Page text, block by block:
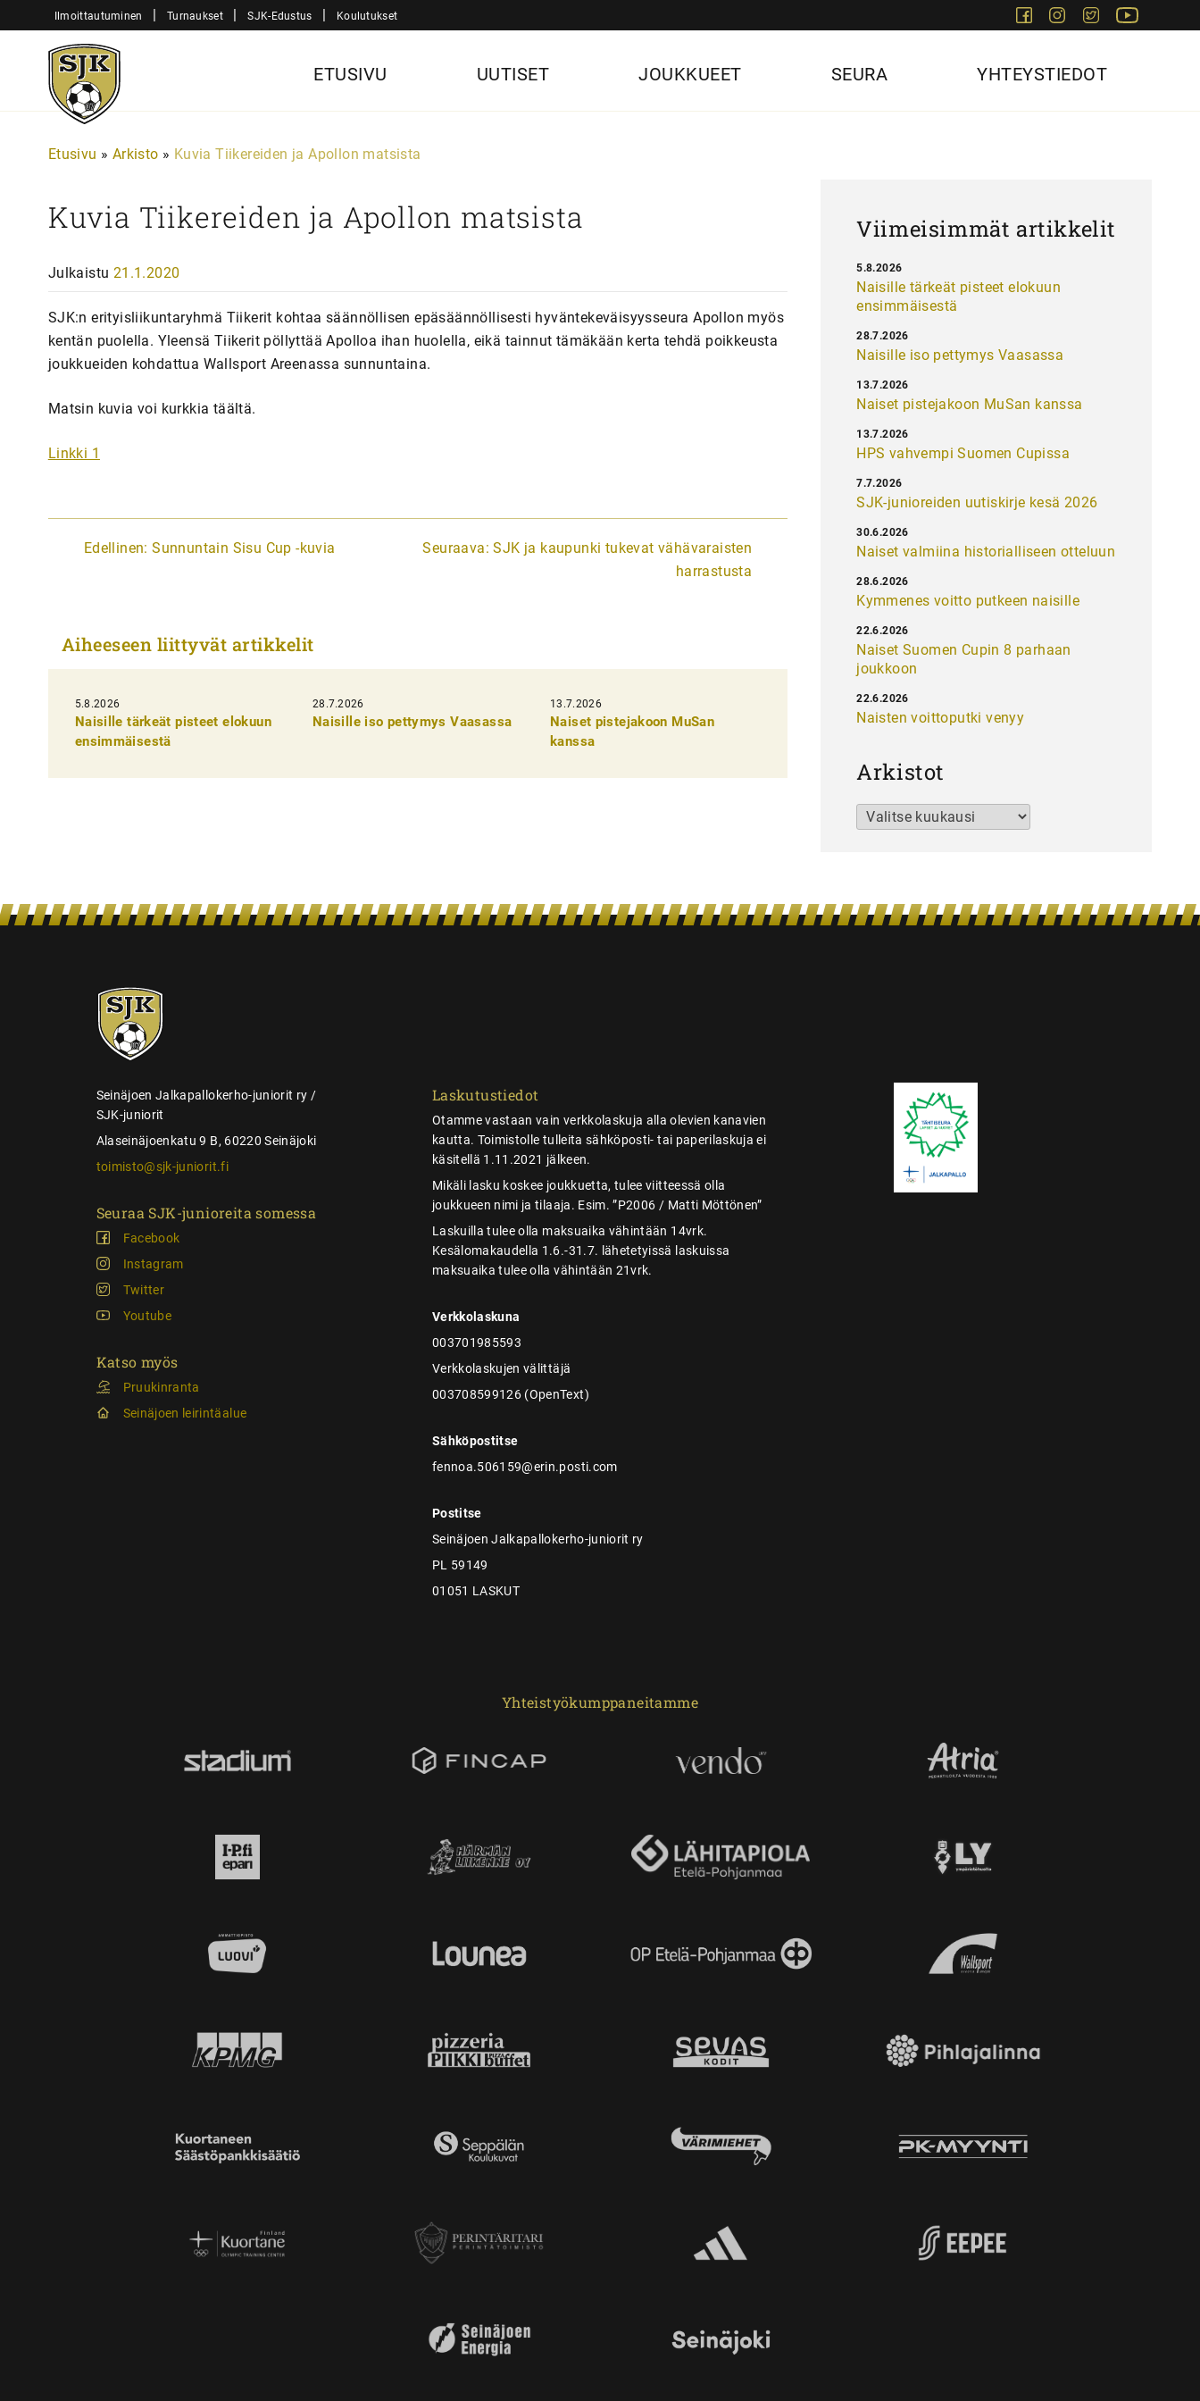
sisältöön
Ilmoittautuminen | Turnaukset | SJK-Edustus | Koulutukset FacebookInstagram
Twitter
Sjk-
Juniorit
ETUSIVU UUTISET JOUKKUEET SEURA YHTEYSTIEDOT
Etusivu » Arkisto » Kuvia Tiikereiden ja Apollon matsista
Kuvia Tiikereiden ja Apollon matsista
Julkaistu 21.1.2020
SJK:n erityisliikuntaryhmä Tiikerit kohtaa säännöllisen epäsäännöllisesti hyväntekeväisyysseura Apollon myös
kentän puolella. Yleensä Tiikerit pöllyttää Apolloa ihan huolella, eikä tainnut tämäkään kerta tehdä poikkeusta
joukkueiden kohdattua Wallsport Areenassa sunnuntaina.
Matsin kuvia voi kurkkia täältä.
Linkki 1
A
i
k
e
l
i
l
Edellinen: Sunnuntain Sisu Cup -kuvia Seuraava: SJK ja kaupunki tukevat vähävaraisten
harrastusta
Aiheeseen liittyvät artikkelit
5.8.2026
Naisille tärkeät pisteet elokuun
ensimmäisestä
28.7.2026
Naisille iso pettymys Vaasassa
13.7.2026
Naiset pistejakoon MuSan
kanssa
Viimeisimmät artikkelit
Naisille tärkeät pisteet elokuun
ensimmäisestä
5.8.2026
Naisille iso pettymys Vaasassa
28.7.2026
Naiset pistejakoon MuSan kanssa
13.7.2026
HPS vahvempi Suomen Cupissa
13.7.2026
SJK-junioreiden uutiskirje kesä 2026
7.7.2026
Naiset valmiina historialliseen otteluun
30.6.2026
Kymmenes voitto putkeen naisille
28.6.2026
Naiset Suomen Cupin 8 parhaan
joukkoon
22.6.2026
Naisten voittoputki venyy
22.6.2026
Arkistot
Arkistot
SJK-
juniorit
Seinäjoen Jalkapallokerho-juniorit ry /
SJK-juniorit
Alaseinäjoenkatu 9 B, 60220 Seinäjoki
toimisto@sjk-juniorit.fi
Seuraa SJK-junioreita somessa
Facebook
Instagram
Twitter
Youtube
Katso myös
Pruukinranta
Seinäjoen leirintäalue
Laskutustiedot
Otamme vastaan vain verkkolaskuja alla olevien kanavien
kautta. Toimistolle tulleita sähköposti- tai paperilaskuja ei
käsitellä 1.11.2021 jälkeen.
Mikäli lasku koskee joukkuetta, tulee viitteessä olla
joukkueen nimi ja tilaaja. Esim. ”P2006 / Matti Möttönen”
Laskuilla tulee olla maksuaika vähintään 14vrk.
Kesälomakaudella 1.6.-31.7. lähetetyissä laskuissa
maksuaika tulee olla vähintään 21vrk.
Verkkolaskuna
003701985593
Verkkolaskujen välittäjä
003708599126 (OpenText)
Sähköpostitse
fennoa.506159@erin.posti.com
Postitse
Seinäjoen Jalkapallokerho-juniorit ry
PL 59149
01051 LASKUT
Yhteistyökumppaneitamme